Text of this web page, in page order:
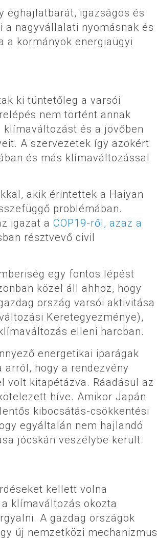
éghajlatbarát, igazságos és
nagyvállalati nyomásnak és
a kormányok energiaügyi
ki tüntetőleg a varsói
nem történt annak
és a jövőben
A szervezetek így azokért
és más klímaváltozással
akik érintettek a Haiyan
problémában.
igazat a COP19-ről, azaz a
résztvevő civil
egy fontos lépést
közel áll ahhoz, hogy
ország varsói aktivitása
Keretegyezménye),
elleni harcban.
energetikai iparágak
hogy a rendezvény
volt kitapétázva. Ráadásul az
híve. Amikor Japán
kibocsátás-csökkentési
egyáltalán nem hajlandó
jócskán veszélybe került.
kellett volna
klímaváltozás okozta
A gazdag országok
új nemzetközi mechanizmus